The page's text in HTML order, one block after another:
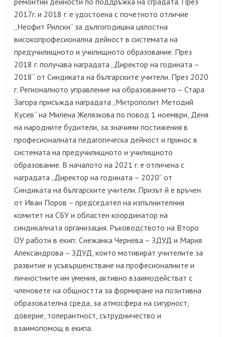
2017г. и 2018 г. е удостоена с почетното отличие
„Неофит Рилски“ за дългогодишна цялостна
високопрофесионална дейност в системата на
предучилищното и училищното образование. През
2018 г. получава наградата „Директор на годината –
2018“ от Синдиката на българските учители. През 2020
г. Регионалното управление на образованието – Стара
Загора присъжда наградата „Митрополит Методий
Кусев“ на Милена Желязкова по повод 1 ноември, Деня
на народните будители, за значими постижения в
професионалната педагогическа дейност и принос в
системата на предучилищното и училищното
образование. В началото на 2021 г. е отличена с
наградата „Директор на годината – 2020“ от
Синдиката на българските учители. Призът й е връчен
от Иван Поров – председател на изпълнителния
комитет на СБУ и областен координатор на
синдикалната организация. Ръководството на Второ
ОУ работи в екип: Снежанка Чернева – ЗДУД и Мария
Александрова – ЗДУД, които мотивират учителите за
развитие и усъвършенстване на професионалните и
личностните им умения, активно взаимодействат с
членовете на общността за формиране на позитивна
образователна среда, за атмосфера на сигурност,
доверие, толерантност, сътрудничество и
взаимопомощ в екипа.